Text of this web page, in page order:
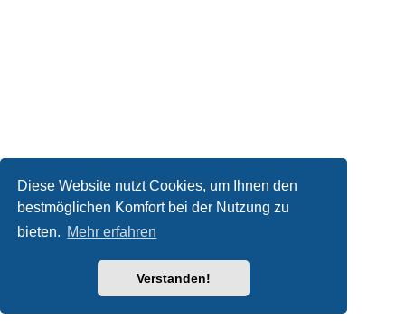
Diese Website nutzt Cookies, um Ihnen den
bestmöglichen Komfort bei der Nutzung zu
bieten. Mehr erfahren
Verstanden!